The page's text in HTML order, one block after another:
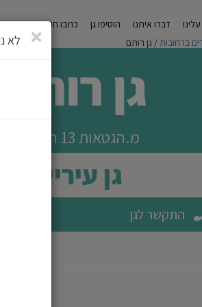
דברו איתנו הוסיפו גן כתבו חוות דעת
ברחובות/ גן רותם
גן רותם
מ.הגטאות 13 רחובות
גן עירייה
התקשר לגן
סגירה
לא